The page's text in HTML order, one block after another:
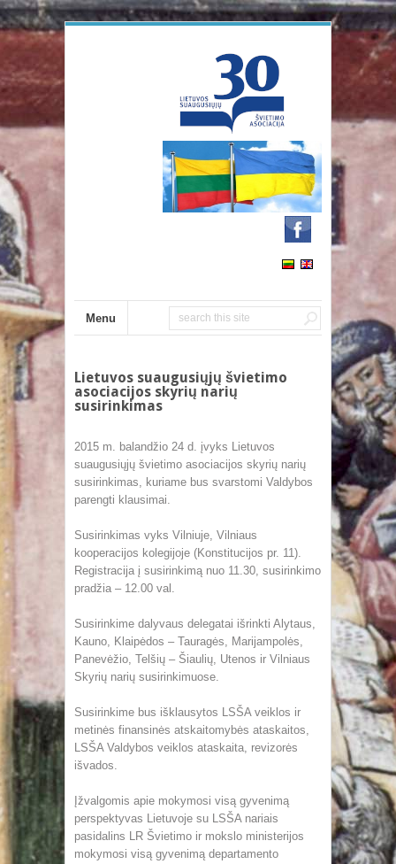
Menu
Lietuvos suaugusiųjų švietimo
asociacijos skyrių narių
susirinkimas
2015 m. balandžio 24 d. įvyks Lietuvos
suaugusiųjų švietimo asociacijos skyrių narių
susirinkimas, kuriame bus svarstomi Valdybos
parengti klausimai.
Susirinkimas vyks Vilniuje, Vilniaus
kooperacijos kolegijoje (Konstitucijos pr. 11).
Registracija į susirinkimą nuo 11.30, susirinkimo
pradžia – 12.00 val.
Susirinkime dalyvaus delegatai išrinkti Alytaus,
Kauno, Klaipėdos – Tauragės, Marijampolės,
Panevėžio, Telšių – Šiaulių, Utenos ir Vilniaus
Skyrių narių susirinkimuose.
Susirinkime bus išklausytos LSŠA veiklos ir
metinės finansinės atskaitomybės ataskaitos,
LSŠA Valdybos veiklos ataskaita, revizorės
išvados.
Įžvalgomis apie mokymosi visą gyvenimą
perspektyvas Lietuvoje su LSŠA nariais
pasidalins LR Švietimo ir mokslo ministerijos
mokymosi visą gyvenimą departamento